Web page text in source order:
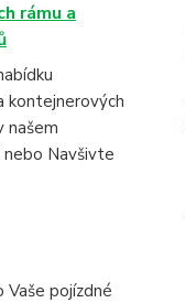
rámu a
kontejnerových
našem
Navšivte
Vaše pojízdné